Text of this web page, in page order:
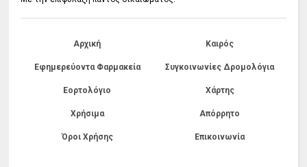
Αρχική Καιρός
Εφημερεύοντα Φαρμακεία Συγκοινωνίες Δρομολόγια
Εορτολόγιο Χάρτης
Χρήσιμα Απόρρητο
Όροι Χρήσης Επικοινωνία